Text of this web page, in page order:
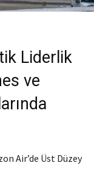
Liderlik
ve
Air’de Üst Düzey